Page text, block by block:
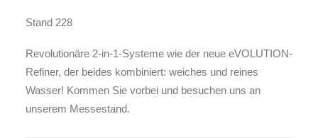
Stand 228
Revolutionäre 2-in-1-Systeme wie der neue eVOLUTION-
Refiner, der beides kombiniert: weiches und reines
Wasser! Kommen Sie vorbei und besuchen uns an
unserem Messestand.